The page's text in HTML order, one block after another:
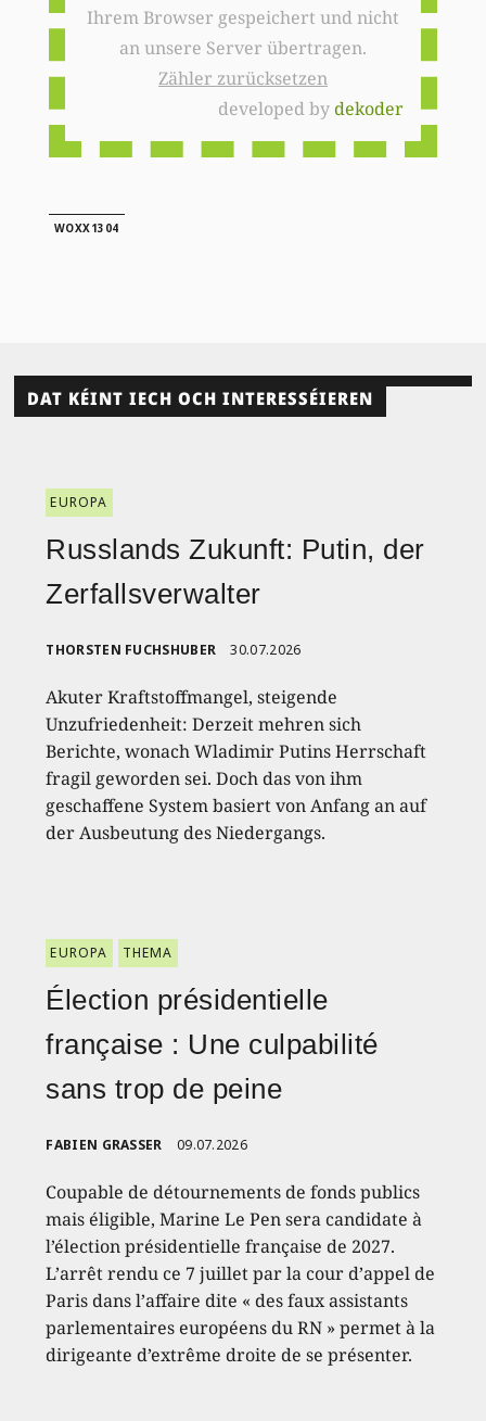
Ihrem Browser gespeichert und nicht
an unsere Server übertragen.
Zähler zurücksetzen
developed bydekoder
WOXX1304
DAT KÉINT IECH OCH INTERESSÉIEREN
EUROPA
Russlands Zukunft: Putin, der
Zerfallsverwalter
THORSTEN FUCHSHUBER 30.07.2026
Akuter Kraftstoffmangel, steigende
Unzufriedenheit: Derzeit mehren sich
Berichte, wonach Wladimir Putins Herrschaft
fragil geworden sei. Doch das von ihm
geschaffene System basiert von Anfang an auf
der Ausbeutung des Niedergangs.
EUROPA THEMA
Élection présidentielle
française : Une culpabilité
sans trop de peine
FABIEN GRASSER 09.07.2026
Coupable de détournements de fonds publics
mais éligible, Marine Le Pen sera candidate à
l’élection présidentielle française de 2027.
L’arrêt rendu ce 7 juillet par la cour d’appel de
Paris dans l’affaire dite « des faux assistants
parlementaires européens du RN » permet à la
dirigeante d’extrême droite de se présenter.